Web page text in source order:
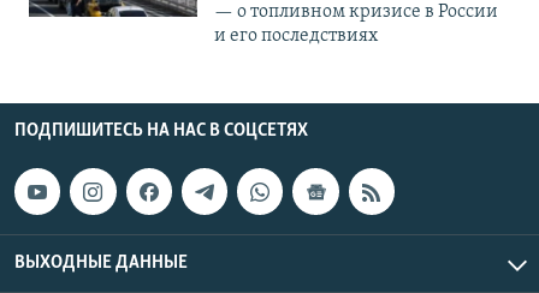
— о топливном кризисе в России
и его последствиях
ПОДПИШИТЕСЬ НА НАС В СОЦСЕТЯХ
ВЫХОДНЫЕ ДАННЫЕ